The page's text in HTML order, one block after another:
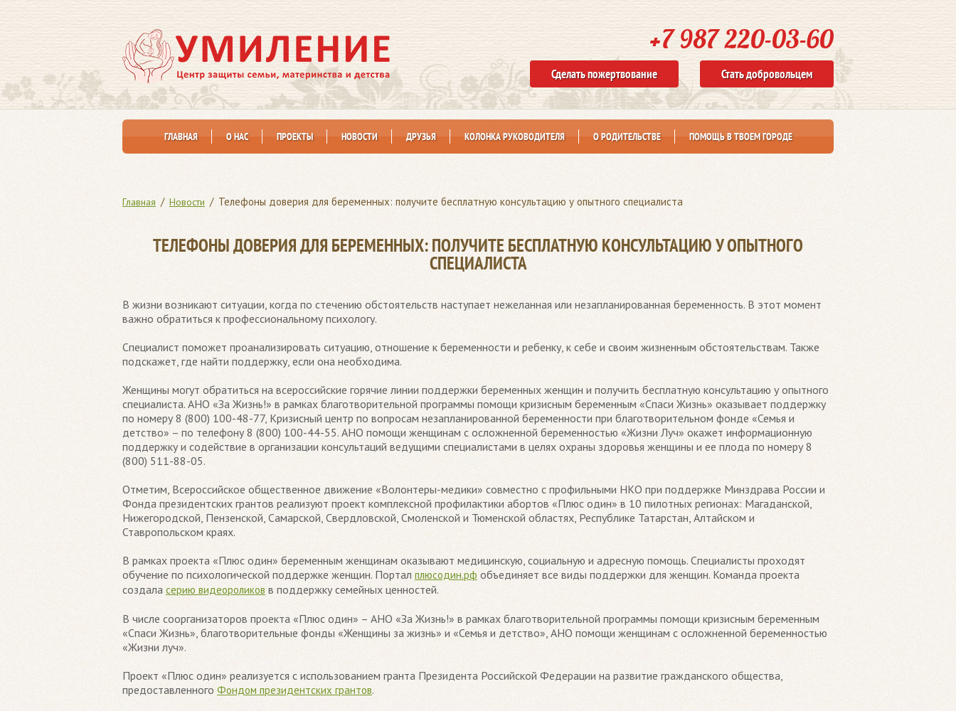
+7 987 220-03-60
Стать добровольцем
Сделать пожертвование
ГЛАВНАЯ О НАС ПРОЕКТЫ НОВОСТИ ДРУЗЬЯ КОЛОНКА РУКОВОДИТЕЛЯ О РОДИТЕЛЬСТВЕ ПОМОЩЬ В ТВОЕМ ГОРОДЕ
Главная / Новости / Телефоны доверия для беременных: получите бесплатную консультацию у опытного специалиста
ТЕЛЕФОНЫ ДОВЕРИЯ ДЛЯ БЕРЕМЕННЫХ: ПОЛУЧИТЕ БЕСПЛАТНУЮ КОНСУЛЬТАЦИЮ У ОПЫТНОГО
СПЕЦИАЛИСТА
В жизни возникают ситуации, когда по стечению обстоятельств наступает нежеланная или незапланированная беременность. В этот момент
важно обратиться к профессиональному психологу.
Специалист поможет проанализировать ситуацию, отношение к беременности и ребенку, к себе и своим жизненным обстоятельствам. Также
подскажет, где найти поддержку, если она необходима.
Женщины могут обратиться на всероссийские горячие линии поддержки беременных женщин и получить бесплатную консультацию у опытного
специалиста. АНО «За Жизнь!» в рамках благотворительной программы помощи кризисным беременным «Спаси Жизнь» оказывает поддержку
по номеру 8 (800) 100-48-77, Кризисный центр по вопросам незапланированной беременности при благотворительном фонде «Семья и
детство» – по телефону 8 (800) 100-44-55. АНО помощи женщинам с осложненной беременностью «Жизни Луч» окажет информационную
поддержку и содействие в организации консультаций ведущими специалистами в целях охраны здоровья женщины и ее плода по номеру 8
(800) 511-88-05.
Отметим, Всероссийское общественное движение «Волонтеры-медики» совместно с профильными НКО при поддержке Минздрава России и
Фонда президентских грантов реализуют проект комплексной профилактики абортов «Плюс один» в 10 пилотных регионах: Магаданской,
Нижегородской, Пензенской, Самарской, Свердловской, Смоленской и Тюменской областях, Республике Татарстан, Алтайском и
Ставропольском краях.
В рамках проекта «Плюс один» беременным женщинам оказывают медицинскую, социальную и адресную помощь. Специалисты проходят
обучение по психологической поддержке женщин. Портал плюсодин.рф объединяет все виды поддержки для женщин. Команда проекта
создала серию видеороликов в поддержку семейных ценностей.
В числе соорганизаторов проекта «Плюс один» – АНО «За Жизнь!» в рамках благотворительной программы помощи кризисным беременным
«Спаси Жизнь», благотворительные фонды «Женщины за жизнь» и «Семья и детство», АНО помощи женщинам с осложненной беременностью
«Жизни луч».
Проект «Плюс один» реализуется с использованием гранта Президента Российской Федерации на развитие гражданского общества,
предоставленного Фондом президентских грантов.